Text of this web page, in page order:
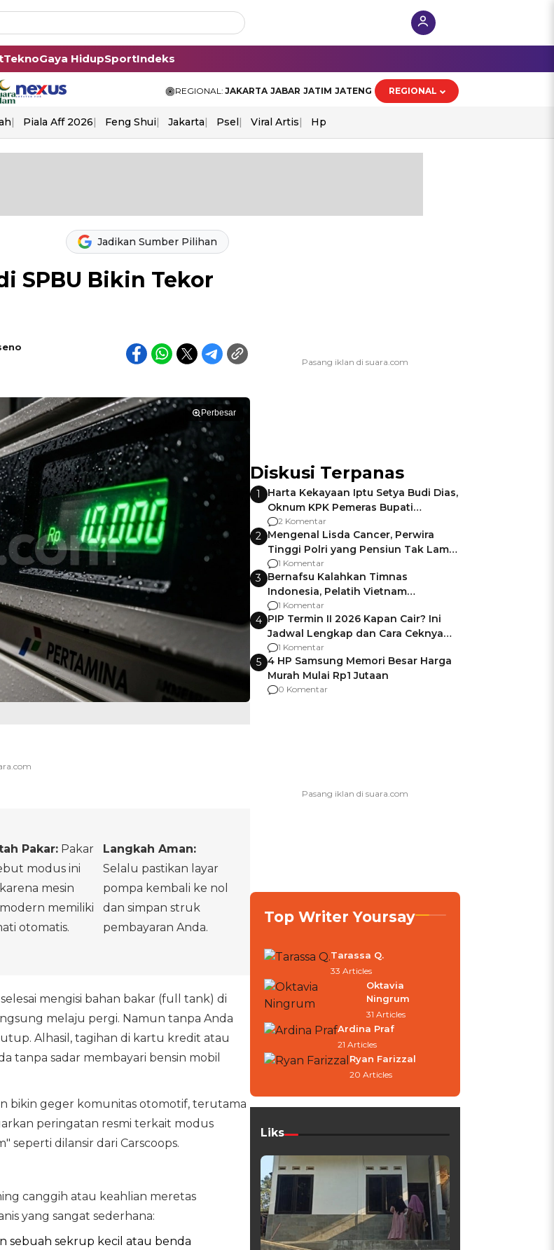
TeknoGaya HidupSportIndeks
REGIONAL: JAKARTA JABAR JATIM JATENG REGIONAL
Piala Aff 2026 Feng Shui Jakarta Psel Viral Artis Hp
Jadikan Sumber Pilihan
SPBU Bikin Tekor
Perbesar
Pakar: Pakar
modus ini
mesin
memiliki
otomatis.
Langkah Aman:
Selalu pastikan layar
pompa kembali ke nol
dan simpan struk
pembayaran Anda.
mengisi bahan bakar (full tank) di
melaju pergi. Namun tanpa Anda
Alhasil, tagihan di kartu kredit atau
tanpa sadar membayari bensin mobil
bikin geger komunitas otomotif, terutama
peringatan resmi terkait modus
seperti dilansir dari Carscoops.
canggih atau keahlian meretas
yang sangat sederhana:
sebuah sekrup kecil atau benda
Diskusi Terpanas
1
Harta Kekayaan Iptu Setya Budi Dias,
Oknum KPK Pemeras Bupati
Pemalang
2 Komentar
2 Mengenal Lisda Cancer, Perwira
Tinggi Polri yang Pensiun Tak Lama
Usai Jadi Brigjen
1 Komentar
3 Bernafsu Kalahkan Timnas
Indonesia, Pelatih Vietnam
Berencana Pakai Jimat di Pakansari
1 Komentar
4 PIP Termin II 2026 Kapan Cair? Ini
Jadwal Lengkap dan Cara Ceknya
agar Dana Tidak Hangus!
1 Komentar
5 4 HP Samsung Memori Besar Harga
Murah Mulai Rp1 Jutaan
0 Komentar
Top Writer Yoursay
Tarassa Q.
33 Articles
Oktavia
Ningrum
31 Articles
Ardina Praf
21 Articles
Ryan Farizzal
20 Articles
Liks